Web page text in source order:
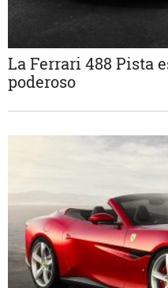
La Ferrari 488 Pista
poderoso